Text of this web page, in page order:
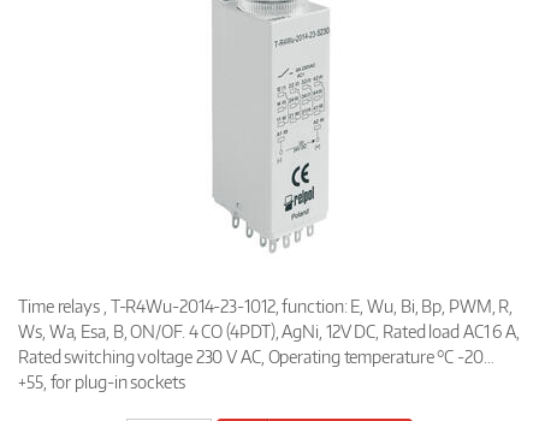
Time relays , T-R4Wu-2014-23-1012, function: E, Wu, Bi, Bp, PWM, R,
Ws, Wa, Esa, B, ON/OF. 4 CO (4PDT), AgNi, 12V DC, Rated load AC1 6 A,
Rated switching voltage 230 V AC, Operating temperature °C -20…
+55, for plug-in sockets